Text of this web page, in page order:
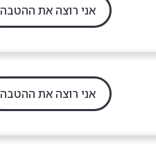
אני רוצה את ההטבה
אני רוצה את ההטבה